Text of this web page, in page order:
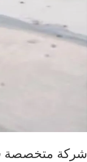
شركة متخصصة